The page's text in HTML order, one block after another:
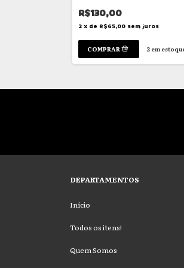
R$130,00
2 x de R$65,00 sem juros
2em
DEPARTAMENTOS
Início
Todos os itens!
Quem Somos